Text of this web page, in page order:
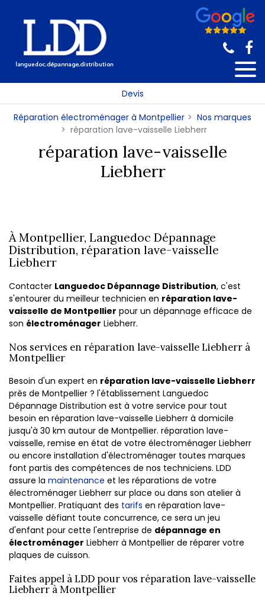
Devis
Réparation électroménager à Montpellier
Nos marques
réparation lave-vaisselle Liebherr
réparation lave-vaisselle
Liebherr
À Montpellier, Languedoc Dépannage
Distribution, réparation lave-vaisselle
Liebherr
Contacter Languedoc Dépannage Distribution, c'est
s'entourer du meilleur technicien en réparation lave-
vaisselle de Montpellier pour un dépannage efficace de
son électroménager Liebherr.
Nos services en réparation lave-vaisselle Liebherr à
Montpellier
Besoin d'un expert en réparation lave-vaisselle Liebherr
près de Montpellier ? l'établissement Languedoc
Dépannage Distribution est à votre service pour tout
besoin en réparation lave-vaisselle Liebherr à domicile
jusqu'à 30 km autour de Montpellier. réparation lave-
vaisselle, remise en état de votre électroménager Liebherr
ou encore installation d'électroménager toutes marques
font partis des compétences de nos techniciens. LDD
assure la maintenance et les réparations de votre
électroménager Liebherr sur place ou dans son atelier à
Montpellier. Pratiquant des tarifs en réparation lave-
vaisselle défiant toute concurrence, ce sera un jeu
d'enfant pour cette l'entreprise de dépannage en
électroménager Liebherr à Montpellier de réparer votre
plaques de cuisson.
Faites appel à LDD pour vos réparation lave-vaisselle
Liebherr à Montpellier